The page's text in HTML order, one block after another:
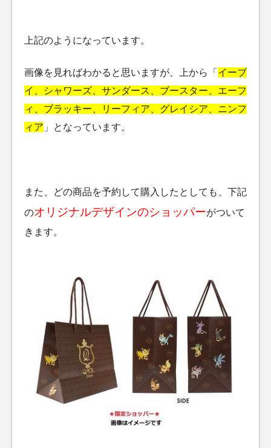
上記のようになっています。
画像を見ればわかると思いますが、上から「 イーブ
イ、シャワーズ、サンダース、ブースター、エーフ
ィ、ブラッキー、リーフィア、グレイシア、ニンフ
ィア 」となっています。
また、どの商品を予約して購入したとしても、下記
のオリジナルデザインのショッパーがついて
きます。